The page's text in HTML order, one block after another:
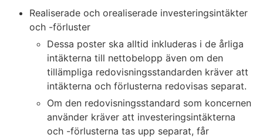
Realiserade och orealiserade investeringsintäkter
och -förluster
Dessa poster ska alltid inkluderas i de årliga
intäkterna till nettobelopp även om den
tillämpliga redovisningsstandarden kräver att
intäkterna och förlusterna redovisas separat.
Om den redovisningsstandard som koncernen
använder kräver att investeringsintäkterna
och -förlusterna tas upp separat, får